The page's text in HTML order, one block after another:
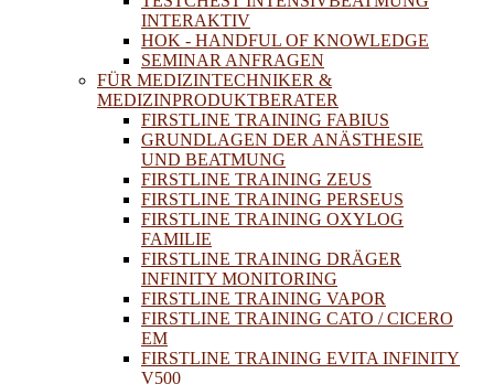
INTERAKTIV
HOK - HANDFUL OF KNOWLEDGE
SEMINAR ANFRAGEN
FÜR MEDIZINTECHNIKER &
MEDIZINPRODUKTBERATER
FIRSTLINE TRAINING FABIUS
GRUNDLAGEN DER ANÄSTHESIE
UND BEATMUNG
FIRSTLINE TRAINING ZEUS
FIRSTLINE TRAINING PERSEUS
FIRSTLINE TRAINING OXYLOG
FAMILIE
FIRSTLINE TRAINING DRÄGER
INFINITY MONITORING
FIRSTLINE TRAINING VAPOR
FIRSTLINE TRAINING CATO / CICERO
EM
FIRSTLINE TRAINING EVITA INFINITY
V500